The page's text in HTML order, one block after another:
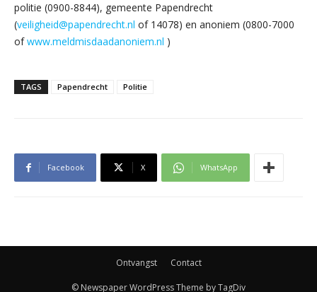
politie (0900-8844), gemeente Papendrecht
(veiligheid@papendrecht.nl of 14078) en anoniem (0800-7000
ofwww.meldmisdaadanoniem.nl )
TAGS Papendrecht Politie
Facebook X WhatsApp
Ontvangst Contact
© Newspaper WordPress Theme by TagDiv